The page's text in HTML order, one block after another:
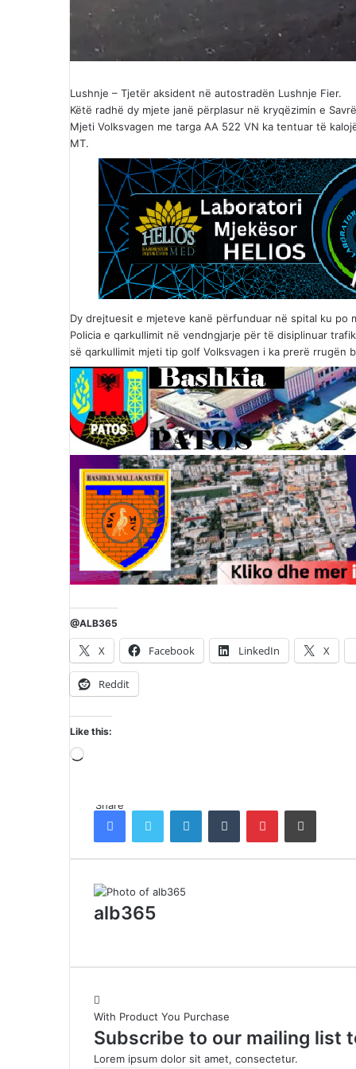
Lushnje – Tjetër aksident në autostradën Lushnje Fier.
Këtë radhë dy mjete janë përplasur në kryqëzimin e
Mjeti Volksvagen me targa AA 522 VN ka tentuar të
MT.
Dy drejtuesit e mjeteve kanë përfunduar në spital ku po
Policia e qarkullimit në vendngjarje për të disiplinuar
së qarkullimit mjeti tip golf Volksvagen i ka prerë rrugën
@ALB365
X Facebook LinkedIn X
Reddit
Like this:
Loading…
ShareFacebookTwitter LinkedInTumblr PinterestShare via Email
alb365
With Product You Purchase
Subscribe to our mailing list
Lorem ipsum dolor sit amet, consectetur.